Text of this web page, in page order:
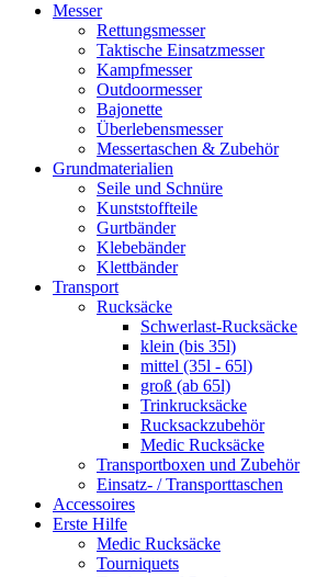
Messer
Rettungsmesser
Taktische Einsatzmesser
Kampfmesser
Outdoormesser
Bajonette
Überlebensmesser
Messertaschen & Zubehör
Grundmaterialien
Seile und Schnüre
Kunststoffteile
Gurtbänder
Klebebänder
Klettbänder
Transport
Rucksäcke
Schwerlast-Rucksäcke
klein (bis 35l)
mittel (35l - 65l)
groß (ab 65l)
Trinkrucksäcke
Rucksackzubehör
Medic Rucksäcke
Transportboxen und Zubehör
Einsatz- / Transporttaschen
Accessoires
Erste Hilfe
Medic Rucksäcke
Tourniquets